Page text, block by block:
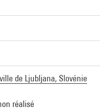
de Ljubljana, Slovénie
réalisé